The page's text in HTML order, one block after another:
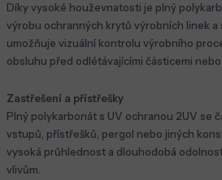
Díky vysoké houževnatosti je plný
výrobu ochranných krytů výrobních linek a
umožňuje vizuální kontrolu výrobního
obsluhu před odlétávajícími částicemi
Zastřešení a přístřešky
Plný polykarbonát s UV ochranou 2UV se
vstupů, přístřešků, pergol nebo jiných
vysoká průhlednost a dlouhodobá
vlivům.